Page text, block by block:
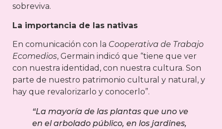
sobreviva.
La importancia de las nativas
En comunicación con la Cooperativa de Trabajo
Ecomedios, Germain indicó que “tiene que ver
con nuestra identidad, con nuestra cultura. Son
parte de nuestro patrimonio cultural y natural, y
hay que revalorizarlo y conocerlo”.
“La mayoría de las plantas que uno ve
en el arbolado público, en los jardines,